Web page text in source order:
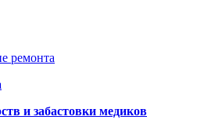
ремонта
и забастовки медиков